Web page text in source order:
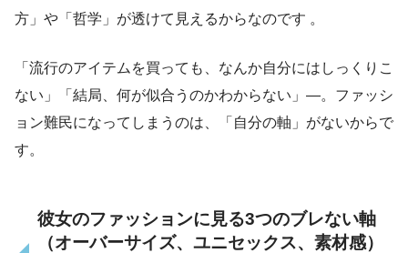
方」や「哲学」が透けて見えるからなのです 。
「流行のアイテムを買っても、なんか自分にはしっくりこ
ない」「結局、何が似合うのかわからない」—。ファッシ
ョン難民になってしまうのは、「自分の軸」がないからで
す。
彼女のファッションに見る3つのブレない軸
（オーバーサイズ、ユニセックス、素材感）